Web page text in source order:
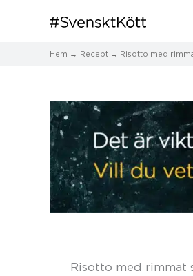
Hem Recept Risotto med
Risotto med rimmat